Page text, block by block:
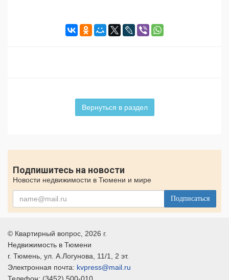
Вернуться в раздел
Подпишитесь на новости
Новости недвижимости в Тюмени и мире
Подписаться
© Квартирный вопрос , 2026 г.
Недвижимость в Тюмени
г. Тюмень , ул. А.Логунова, 11/1, 2 эт.
Электронная почта: kvpress@mail.ru
Телефон: (3452) 500-010